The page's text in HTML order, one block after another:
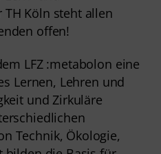
Köln steht allen
offen!
LFZ :metabolon eine
Lernen, Lehren und
und Zirkuläre
Technik, Ökologie,